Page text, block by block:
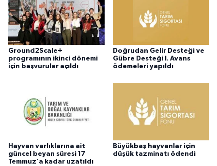
Ground2Scale+
programının ikinci dönemi
için başvurular açıldı
Doğrudan Gelir Desteği ve
Gübre Desteği I. Avans
ödemeleri yapıldı
Hayvan varlıklarına ait
güncel beyan süresi 17
Temmuz'a kadar uzatıldı
Büyükbaş hayvanlar için
düşük tazminatı ödendi